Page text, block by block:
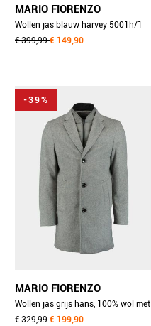
MARIO FIORENZO
Wollen jas blauw harvey 5001h/1
navy
€ 399,99€ 149,90
-39%
MARIO FIORENZO
Wollen jas grijs hans, 100% wol met
nylon inlay 9082h/4 l.grey
€ 329,99€ 199,90